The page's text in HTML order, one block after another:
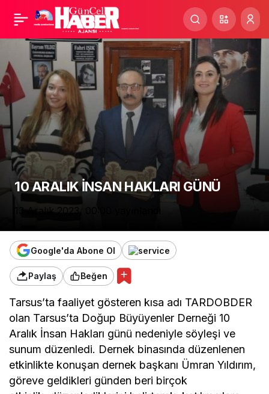
10 ARALIK İNSAN HAKLARI GÜNÜ
13 Aralık 2023, 00:00
Google'da Abone Ol
Paylaş Beğen
Tarsus’ta faaliyet gösteren kısa adı TARDOBDER
olan Tarsus’ta Doğup Büyüyenler Derneği 10
Aralık İnsan Hakları günü nedeniyle söyleşi ve
sunum düzenledi. Dernek binasında düzenlenen
etkinlikte konuşan dernek başkanı Ümran Yıldırım,
göreve geldikleri günden beri birçok
MERSİN’DE
DOLANDIRICILIK
OPERASYONU
Paylaş